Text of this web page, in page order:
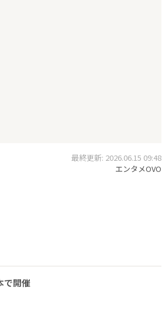
最終更新: 2026.06.15 09:48
エンタメOVO
で開催